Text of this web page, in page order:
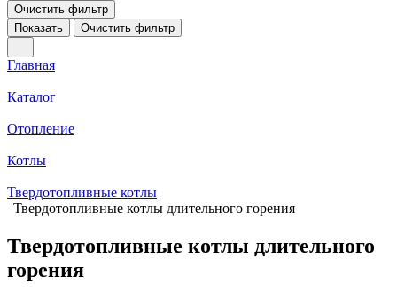
Очистить фильтр
Показать
Очистить фильтр
Главная
Каталог
Отопление
Котлы
Твердотопливные котлы
Твердотопливные котлы длительного горения
Твердотопливные котлы длительного
горения